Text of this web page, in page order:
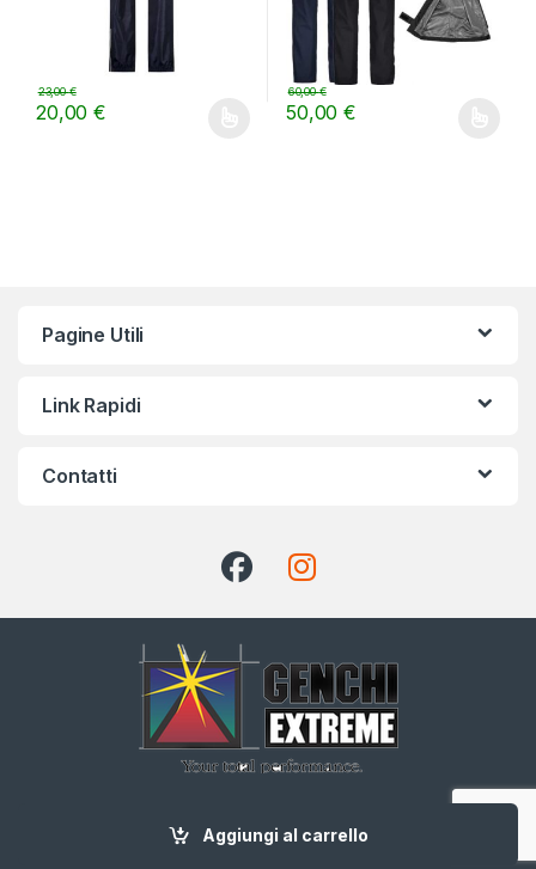
Aggiungi al carrello
20,00€
23,00€
Questo prodotto ha più varianti. Le opzioni possono essere
50,00€
60,00€
Questo prodotto ha più
Pagine Utili
Link Rapidi
Contatti
+39 091 583209